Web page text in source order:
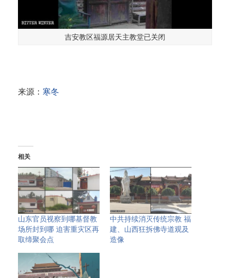
吉安教区福源居天主教堂已关闭
来源： 寒冬
相关
山东官员视察到哪基督教
场所封到哪 迫害重灾区再
取缔聚会点
中共持续消灭传统宗教 福
建、山西狂拆佛寺道观及
造像